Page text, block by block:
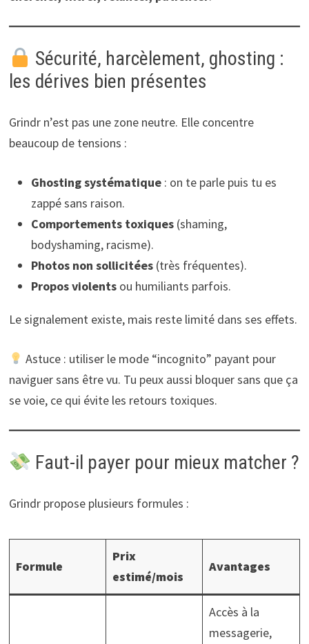
Sécurité, harcèlement, ghosting :
les dérives bien présentes
Grindr n’est pas une zone neutre. Elle concentre
beaucoup de tensions :
Ghosting systématique: on te parle puis tu es
zappé sans raison.
Comportements toxiques(shaming,
bodyshaming, racisme).
Photos non sollicitées(très fréquentes).
Propos violentsou humiliants parfois.
Le signalement existe, mais reste limité dans ses effets.
Astuce : utiliser le mode “incognito” payant pour
naviguer sans être vu. Tu peux aussi bloquer sans que ça
se voie, ce qui évite les retours toxiques.
Faut-il payer pour mieux matcher ?
Grindr propose plusieurs formules :
Formule
Prix
estimé/mois
Avantages
Accès à la
messagerie,